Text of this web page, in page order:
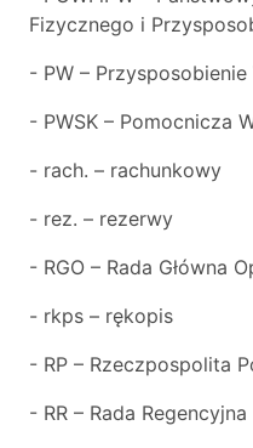
Fizycznego i
- PW –
- PWSK – Pomocnicza
- rach. – rachunkowy
- rez. – rezerwy
- RGO – Rada Główna
- rkps – rękopis
- RP – Rzeczpospolita
- RR – Rada Regencyjna